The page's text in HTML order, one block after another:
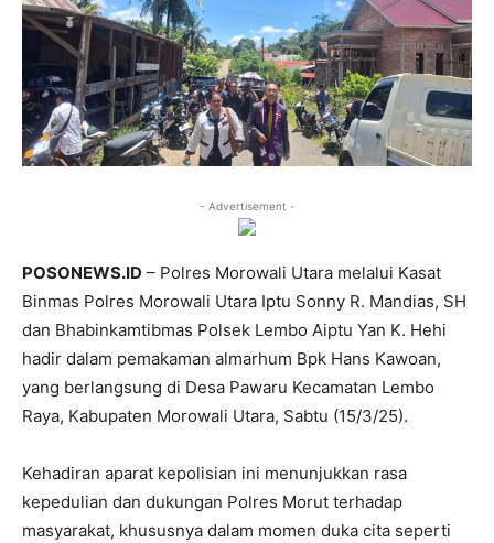
- Advertisement -
POSONEWS.ID – Polres Morowali Utara melalui Kasat
Binmas Polres Morowali Utara Iptu Sonny R. Mandias, SH
dan Bhabinkamtibmas Polsek Lembo Aiptu Yan K. Hehi
hadir dalam pemakaman almarhum Bpk Hans Kawoan,
yang berlangsung di Desa Pawaru Kecamatan Lembo
Raya, Kabupaten Morowali Utara, Sabtu (15/3/25).
Kehadiran aparat kepolisian ini menunjukkan rasa
kepedulian dan dukungan Polres Morut terhadap
masyarakat, khususnya dalam momen duka cita seperti